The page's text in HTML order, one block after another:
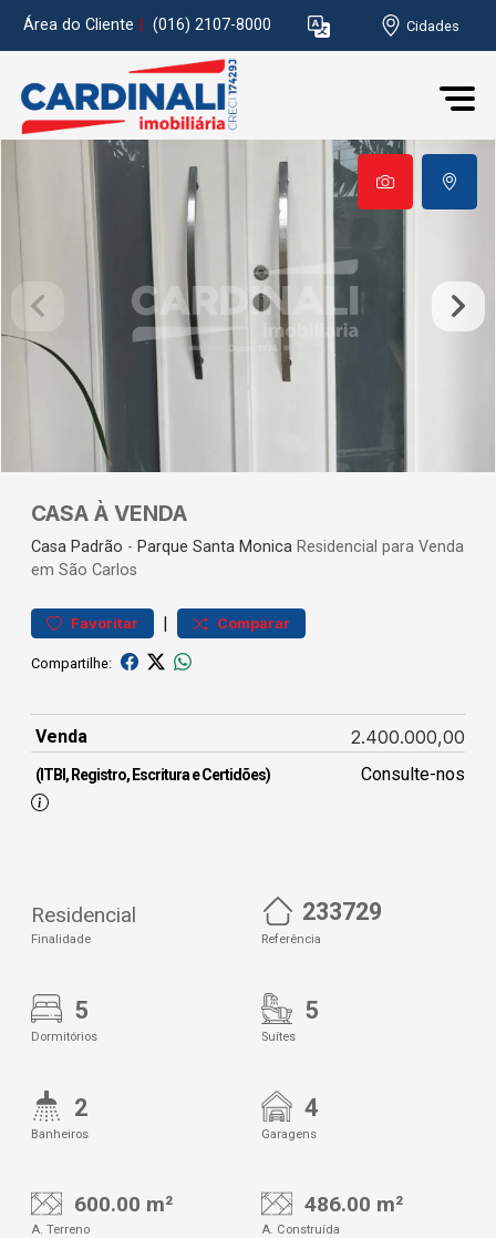
Área do Cliente (016) 2107-8000 Cidades
CASA À VENDA
Casa Padrão - Parque Santa Monica Residencial para Venda
em São Carlos
Favoritar | Comparar
Compartilhe:
Venda 2.400.000,00
(ITBI, Registro, Escritura e Certidões) Consulte-nos
Residencial
Finalidade
233729
Referência
5
Dormitórios
5
Suítes
2
Banheiros
4
Garagens
600.00 m²
A. Terreno
486.00 m²
A. Construída